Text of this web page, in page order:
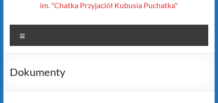
im. "Chatka Przyjaciół Kubusia Puchatka"
Dokumenty